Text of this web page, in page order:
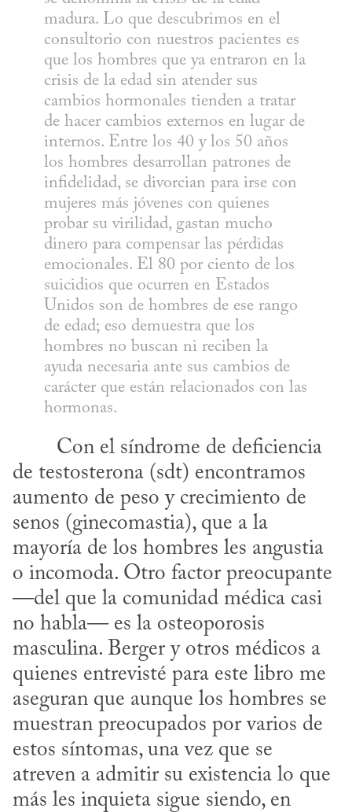
madura. Lo que descubrimos en el
consultorio con nuestros pacientes es
que los hombres que ya entraron en la
crisis de la edad sin atender sus
cambios hormonales tienden a tratar
de hacer cambios externos en lugar de
internos. Entre los 40 y los 50 años
los hombres desarrollan patrones de
infidelidad, se divorcian para irse con
mujeres más jóvenes con quienes
probar su virilidad, gastan mucho
dinero para compensar las pérdidas
emocionales. El 80 por ciento de los
suicidios que ocurren en Estados
Unidos son de hombres de ese rango
de edad; eso demuestra que los
hombres no buscan ni reciben la
ayuda necesaria ante sus cambios de
carácter que están relacionados con las
hormonas.
de testosterona (sdt) encontramos
aumento de peso y crecimiento de
senos (ginecomastia), que a la
mayoría de los hombres les angustia
o incomoda. Otro factor preocupante
—del que la comunidad médica casi
no habla— es la osteoporosis
masculina. Berger y otros médicos a
quienes entrevisté para este libro me
aseguran que aunque los hombres se
muestran preocupados por varios de
estos síntomas, una vez que se
atreven a admitir su existencia lo que
más les inquieta sigue siendo, en